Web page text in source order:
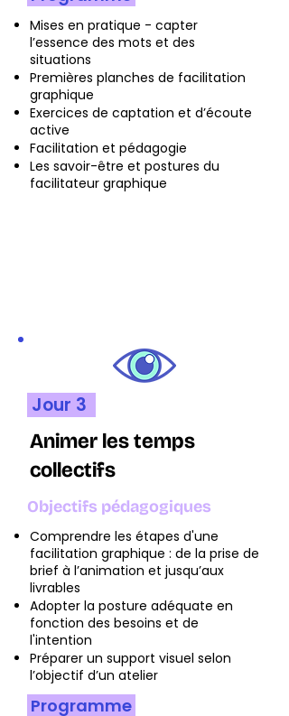
Mises en pratique - capter
l’essence des mots et des
situations
Premières planches de facilitation
graphique
Exercices de captation et d’écoute
active
Facilitation et pédagogie
Les savoir-être et postures du
facilitateur graphique
Jour 3
Animer les temps
collectifs
Objectifs pédagogiques
Comprendre les étapes d'une
facilitation graphique : de la prise de
brief à l’animation et jusqu’aux
livrables
Adopter la posture adéquate en
fonction des besoins et de
l'intention
Préparer un support visuel selon
l’objectif d’un atelier
Programme